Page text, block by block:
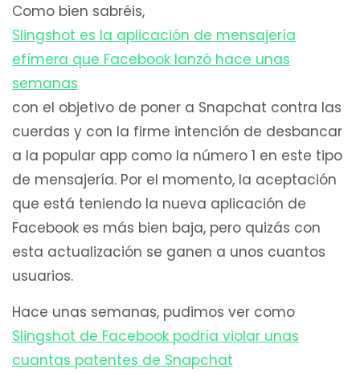
Como bien sabréis,
Slingshot es la aplicación de mensajería
efímera que Facebook lanzó hace unas
semanas
con el objetivo de poner a Snapchat contra las
cuerdas y con la firme intención de desbancar
a la popular app como la número 1 en este tipo
de mensajería. Por el momento, la aceptación
que está teniendo la nueva aplicación de
Facebook es más bien baja, pero quizás con
esta actualización se ganen a unos cuantos
usuarios.
Hace unas semanas, pudimos ver como
Slingshot de Facebook podría violar unas
cuantas patentes de Snapchat